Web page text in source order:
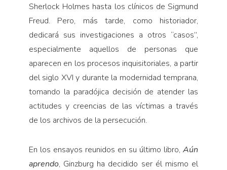
Sherlock Holmes hasta los clínicos de Sigmund
Freud. Pero, más tarde, como historiador,
dedicará sus investigaciones a otros “casos”,
especialmente aquellos de personas que
aparecen en los procesos inquisitoriales, a partir
del siglo XVI y durante la modernidad temprana,
tomando la paradójica decisión de atender las
actitudes y creencias de las víctimas a través
de los archivos de la persecución.
En los ensayos reunidos en su último libro,Aún
aprendo, Ginzburg ha decidido ser él mismo el